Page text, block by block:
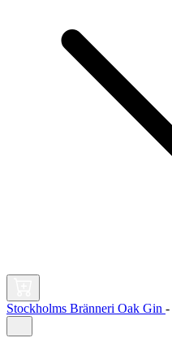
Stockholms Bränneri Oak Gin -